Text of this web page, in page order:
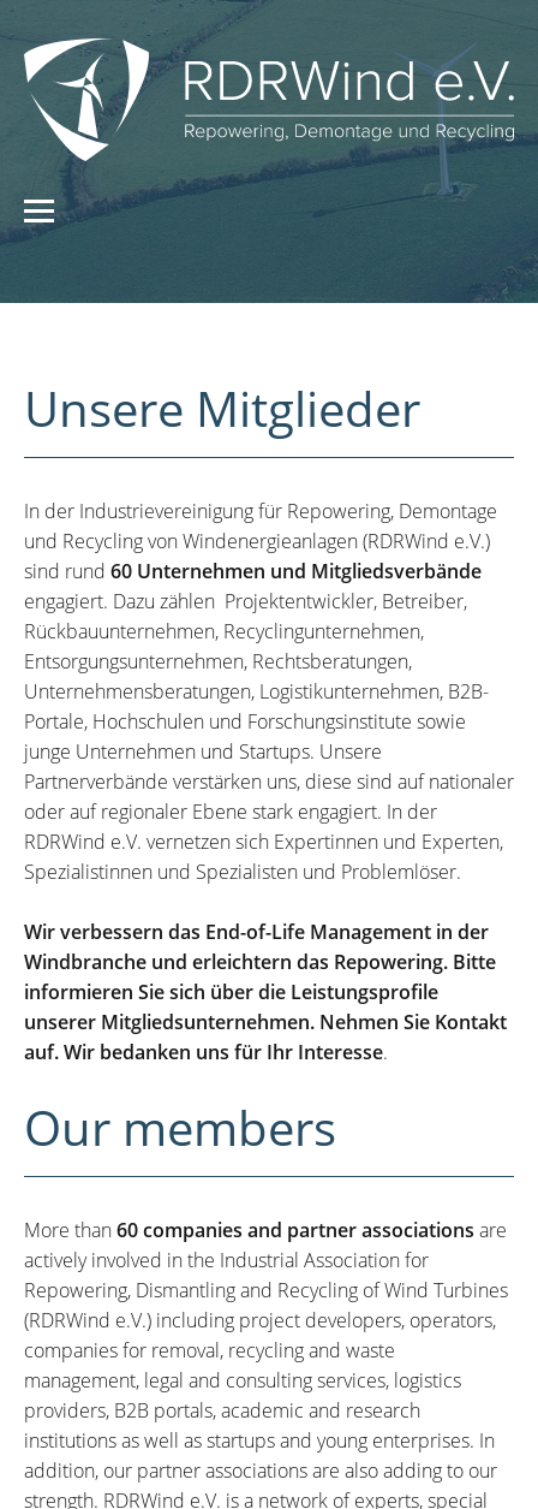
Unsere Mitglieder
In der Industrievereinigung für Repowering, Demontage
und Recycling von Windenergieanlagen (RDRWind e.V.)
sind rund 60 Unternehmen und Mitgliedsverbände
engagiert. Dazu zählen Projektentwickler, Betreiber,
Rückbauunternehmen, Recyclingunternehmen,
Entsorgungsunternehmen, Rechtsberatungen,
Unternehmensberatungen, Logistikunternehmen, B2B-
Portale, Hochschulen und Forschungsinstitute sowie
junge Unternehmen und Startups. Unsere
Partnerverbände verstärken uns, diese sind auf nationaler
oder auf regionaler Ebene stark engagiert. In der
RDRWind e.V. vernetzen sich Expertinnen und Experten,
Spezialistinnen und Spezialisten und Problemlöser.
Wir verbessern das End-of-Life Management in der
Windbranche und erleichtern das Repowering. Bitte
informieren Sie sich über die Leistungsprofile
unserer Mitgliedsunternehmen. Nehmen Sie Kontakt
auf. Wir bedanken uns für Ihr Interesse.
Our members
More than60 companies and partner associations are
actively involved in the Industrial Association for
Repowering, Dismantling and Recycling of Wind Turbines
(RDRWind e.V.) including project developers, operators,
companies for removal, recycling and waste
management, legal and consulting services, logistics
providers, B2B portals, academic and research
institutions as well as startups and young enterprises. In
addition, our partner associations are also adding to our
strength. RDRWind e.V. is a network of experts, special